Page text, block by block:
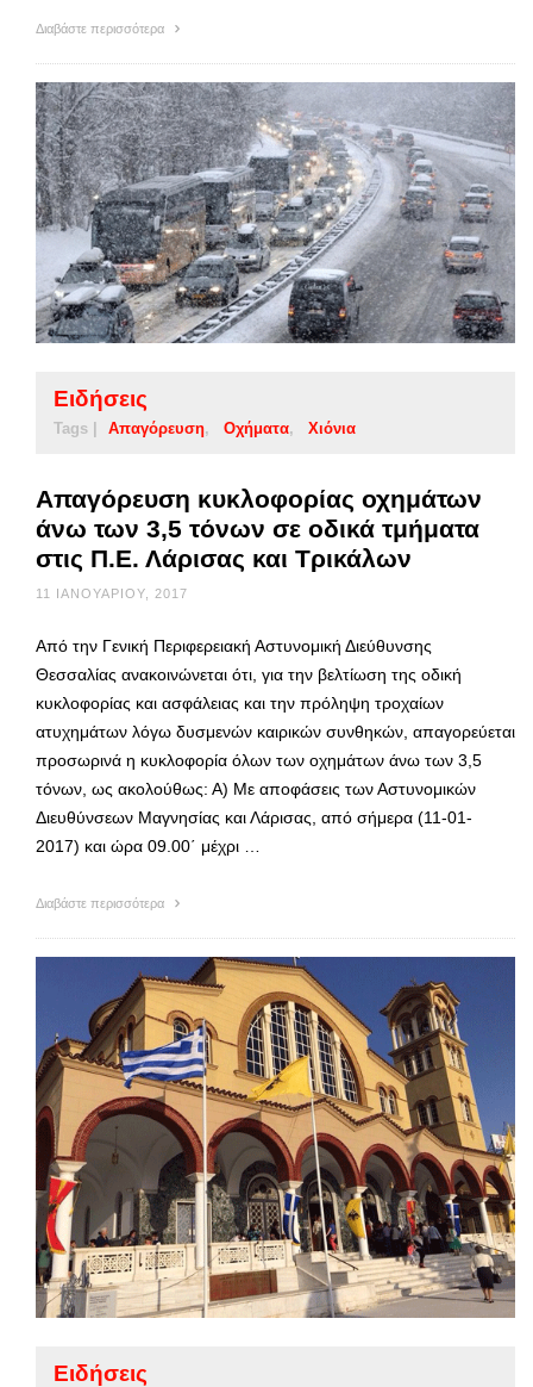
Διαβάστε περισσότερα
Ειδήσεις
Tags | Απαγόρευση Οχήματα Χιόνια
Απαγόρευση κυκλοφορίας οχημάτων
άνω των 3,5 τόνων σε οδικά τμήματα
στις Π.Ε. Λάρισας και Τρικάλων
11 ΙΑΝΟΥΑΡΊΟΥ, 2017
Από την Γενική Περιφερειακή Αστυνομική Διεύθυνσης
Θεσσαλίας ανακοινώνεται ότι, για την βελτίωση της οδική
κυκλοφορίας και ασφάλειας και την πρόληψη τροχαίων
ατυχημάτων λόγω δυσμενών καιρικών συνθηκών, απαγορεύεται
προσωρινά η κυκλοφορία όλων των οχημάτων άνω των 3,5
τόνων, ως ακολούθως: Α) Με αποφάσεις των Αστυνομικών
Διευθύνσεων Μαγνησίας και Λάρισας, από σήμερα (11-01-
2017) και ώρα 09.00΄ μέχρι …
Διαβάστε περισσότερα
Ειδήσεις